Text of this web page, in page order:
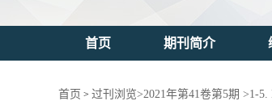
首页 期刊简介
首页 > 过刊浏览>2021年第41卷第5期 >1-5.